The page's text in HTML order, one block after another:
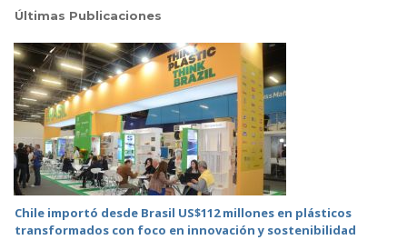
Últimas Publicaciones
Chile importó desde Brasil US$112 millones en plásticos
transformados con foco en innovación y sostenibilidad